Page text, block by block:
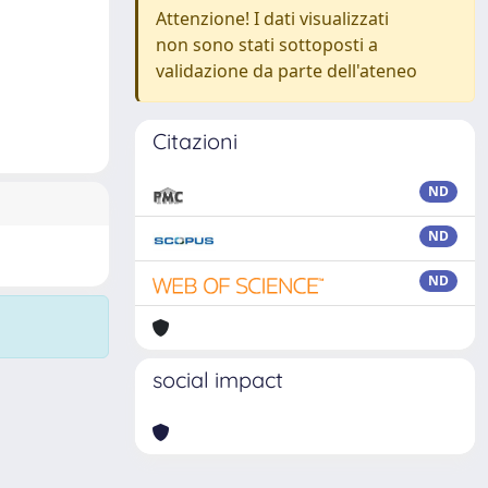
Attenzione! I dati visualizzati
non sono stati sottoposti a
validazione da parte dell'ateneo
Citazioni
ND
ND
ND
social impact